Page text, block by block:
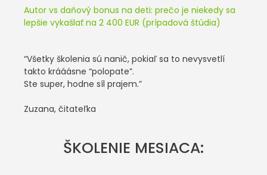
Autor vs daňový bonus na deti: prečo je niekedy sa
lepšie vykašlať na 2 400 EUR (prípadová štúdia)
“Všetky školenia sú nanič, pokiaľ sa to nevysvetlí
takto krááásne “polopate”.
Ste super, hodne síl prajem.”
Zuzana, čitateľka
ŠKOLENIE MESIACA: